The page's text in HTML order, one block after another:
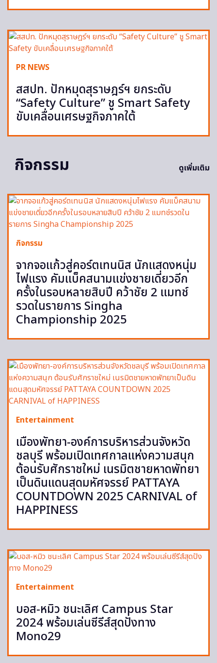
PR NEWS
สสปท. ปักหมุดสุราษฎร์ฯ ยกระดับ
“Safety Culture” ชู Smart Safety
ขับเคลื่อนเศรษฐกิจภาคใต้
กิจกรรม ดูเพิ่มเติม
กิจกรรม
จากจอแก้วสู่คอร์ตเทนนิส นักแสดงหนุ่ม
ไฟแรง คัมแบ็คสนามแข่งชายเดี่ยวอีก
ครั้งในรอบหลายสิบปี คว้าชัย 2 แมทช์
รวดในรายการ Singha
Championship 2025
Entertainment
เมืองพัทยา-องค์การบริหารส่วนจังหวัด
ชลบุรี พร้อมเปิดเทศกาลแห่งความสนุก
ต้อนรับศักราชใหม่ เนรมิตชายหาดพัทยา
เป็นดินแดนสุดมหัศจรรย์ PATTAYA
COUNTDOWN 2025 CARNIVAL of
HAPPINESS
Entertainment
บอส-หมิว ชนะเลิศ Campus Star
2024 พร้อมเล่นซีรีส์สุดปังทาง
Mono29